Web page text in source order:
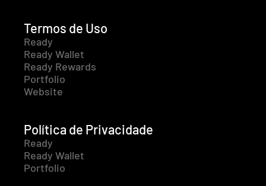
Termos de Uso
Ready
Ready Wallet
Ready Rewards
Portfolio
Website
Política de Privacidade
Ready
Ready Wallet
Portfolio